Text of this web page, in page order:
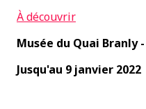
Àdécouvrir
Musée du Quai Branly
Jusqu'au 9 janvier 2022